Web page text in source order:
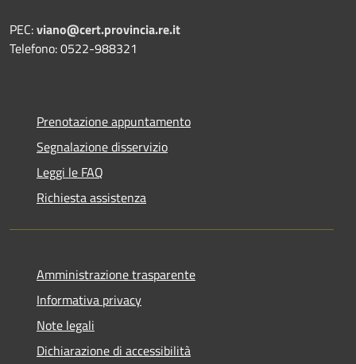
PEC:viano@cert.provincia.re.it
Telefono: 0522-988321
Prenotazione appuntamento
Segnalazione disservizio
Leggi le FAQ
Richiesta assistenza
Amministrazione trasparente
Informativa privacy
Note legali
Dichiarazione di accessibilità